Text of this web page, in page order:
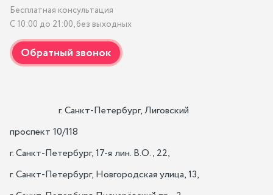
Бесплатная консультация
С 10:00 до 21:00, без выходных
проспект 10/118
г. Санкт-Петербург, 17-я лин. B.O., 22,
г. Санкт-Петербург, Новгородская улица, 13,